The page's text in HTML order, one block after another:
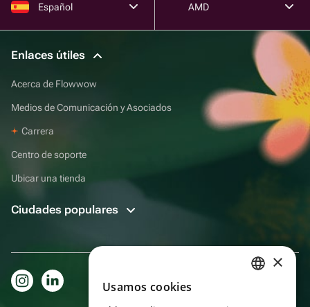
Español AMD
Enlaces útiles
Acerca de Flowwow
Medios de Comunicación y Asociados
Carrera
Centro de soporte
Ubicar una tienda
Ciudades populares
×
Usamos cookies